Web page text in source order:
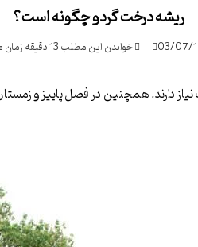
ریشه درخت گردو چگونه است؟
03/07/ خواندن این مطلب 13 دقیقه زمان میبرد
دارند. همچنین در فصل پاییز و زمستان